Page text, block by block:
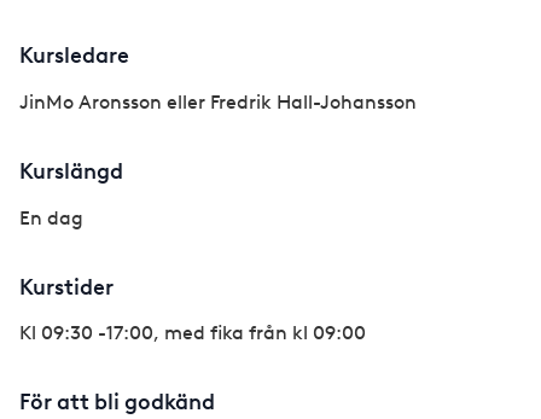
Kursledare
JinMo Aronsson eller Fredrik Hall-Johansson
Kurslängd
En dag
Kurstider
Kl 09:30 -17:00, med fika från kl 09:00
För att bli godkänd